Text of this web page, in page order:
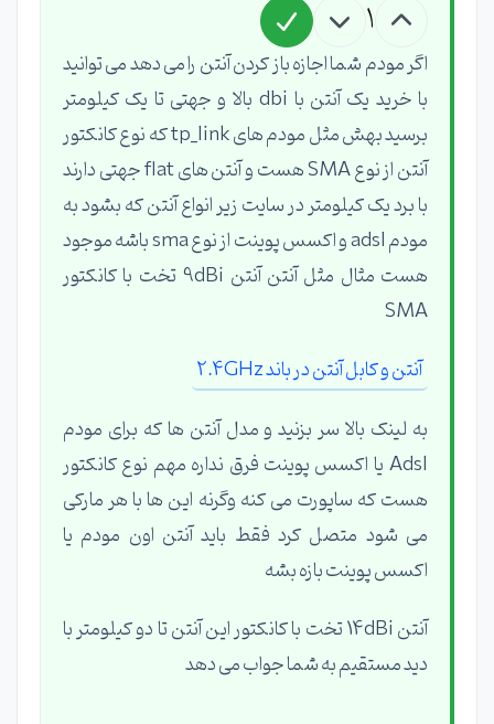
1
اگر مودم شما اجازه باز کردن آنتن را می دهد می توانید
با خرید یک آنتن با dbi بالا و جهتی تا یک کیلومتر
برسید بهش مثل مودم های tp_link که نوع کانکتور
آنتن از نوع SMA هست و آنتن های flat جهتی دارند
با برد یک کیلومتر در سایت زیر انواع آنتن که بشود به
مودم adsl و اکسس پوینت از نوع sma باشه موجود
هست مثال مثل آنتن آنتن 9dBi تخت با کانکتور
SMA
آنتن و کابل آنتن در باند 2.4GHz
به لینک بالا سر بزنید و مدل آنتن ها که برای مودم
Adsl یا اکسس پوینت فرق نداره مهم نوع کانکتور
هست که ساپورت می کنه وگرنه این ها با هر مارکی
می شود متصل کرد فقط باید آنتن اون مودم یا
اکسس پوینت بازه بشه
آنتن 14dBi تخت با کانکتور این آنتن تا دو کیلومتر با
دید مستقیم به شما جواب می دهد